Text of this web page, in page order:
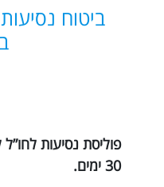
ביטוח
פוליסת נסיעות
30 ימים.